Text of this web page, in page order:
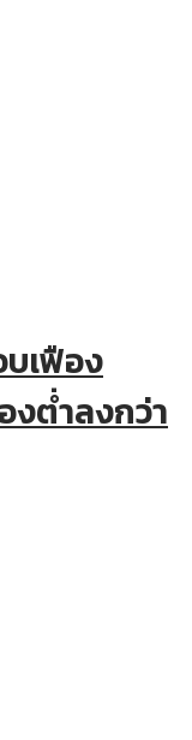
เฟือง
งต่ำลงกว่า